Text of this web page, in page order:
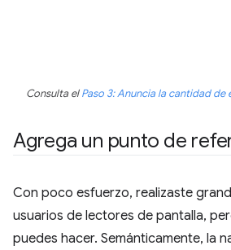
Consulta elPaso 3: Anuncia la cantidad de
Agrega un punto de
Con poco esfuerzo, realizaste
usuarios de lectores de pantalla,
puedes hacer. Semánticamente, la